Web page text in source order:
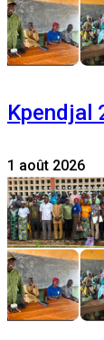
Kpendjal
1 août 2026